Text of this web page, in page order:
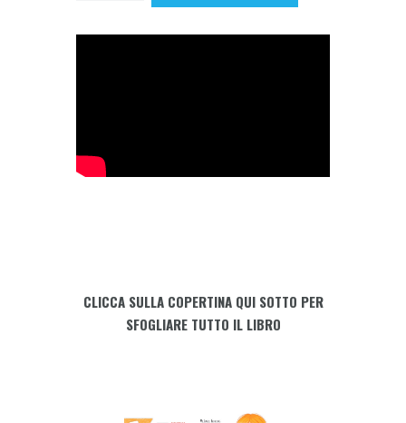
CLICCA SULLA COPERTINA QUI SOTTO PER
SFOGLIARE TUTTO IL LIBRO